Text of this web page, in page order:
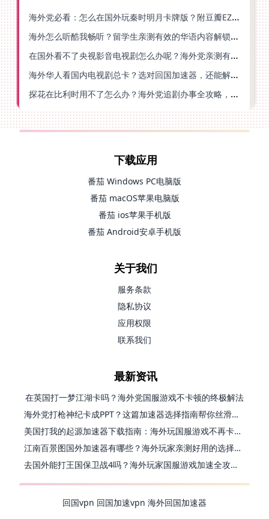
海外党必看：怎么在国外玩秦时明月卡牌版？附豆瓣EZCast地区限制破解法
海外怎么听酷我畅听？留学生亲测有效的华语内容解锁指南
在国外看不了央视影音电视剧怎么办呢？海外党亲测有效的回国加速方案
海外华人看国内电视剧总卡？选对回国加速器，还能解决菲律宾打不开反诈中心的问题
探花在比利时用不了怎么办？海外党追剧办事全攻略，选对加速器就够了
下载应用
番茄 Windows PC电脑版
番茄 macOS苹果电脑版
番茄 ios苹果手机版
番茄 Android安卓手机版
关于我们
服务条款
隐私协议
应用权限
联系我们
最新资讯
在英国打一梦江湖卡吗？海外党国服游戏不卡顿的终极解法
海外党打枪神纪卡成PPT？这篇加速器选择指南帮你丝滑上分
美国打我的起源加速器下载指南：海外玩国服游戏不再卡的终极方案
江南百景图国外加速器有哪些？海外玩家亲测好用的选择与避坑指南
去国外能打王国保卫战4吗？海外玩家国服游戏加速全攻略（附公主连结幻想江湖实测）
回国vpn 回国加速vpn 海外回国加速器